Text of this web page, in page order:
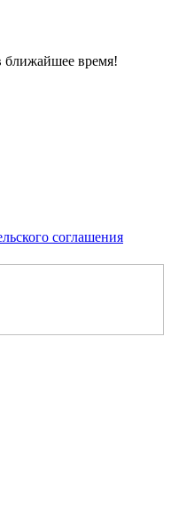
ближайшее время!
соглашения